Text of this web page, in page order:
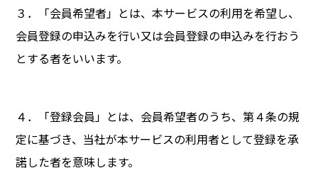
３．「会員希望者」とは、本サービスの利用を希望し、
会員登録の申込みを行い又は会員登録の申込みを行おう
とする者をいいます。
４．「登録会員」とは、会員希望者のうち、第４条の規
定に基づき、当社が本サービスの利用者として登録を承
諾した者を意味します。